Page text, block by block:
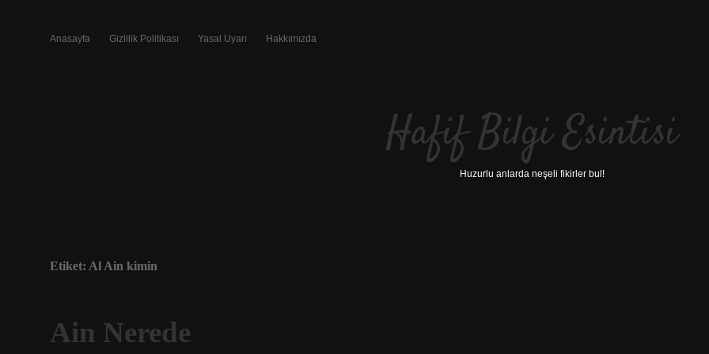
Anasayfa Gizlilik Politikası Yasal Uyarı Hakkımızda
Hafif Bilgi Esintisi
Huzurlu anlarda neşeli fikirler bul!
Etiket: Al Ain kimin
Ain Nerede